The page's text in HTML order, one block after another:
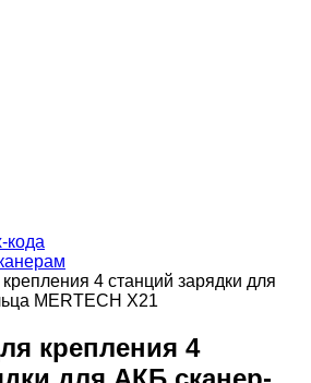
кода
4 станций зарядки для
MERTECH X21
крепления 4